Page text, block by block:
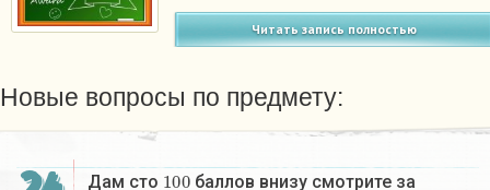
Читать запись полностью
Новые вопросы по предмету:
Дам сто 100баллов внизу смотрите за